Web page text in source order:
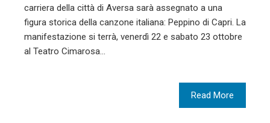
carriera della città di Aversa sarà assegnato a una
figura storica della canzone italiana: Peppino di Capri. La
manifestazione si terrà, venerdì 22 e sabato 23 ottobre
al Teatro Cimarosa…
Read More